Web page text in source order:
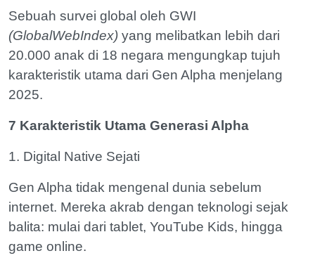
Sebuah survei global oleh GWI
(GlobalWebIndex) yang melibatkan lebih dari
20.000 anak di 18 negara mengungkap tujuh
karakteristik utama dari Gen Alpha menjelang
2025.
7 Karakteristik Utama Generasi Alpha
1. Digital Native Sejati
Gen Alpha tidak mengenal dunia sebelum
internet. Mereka akrab dengan teknologi sejak
balita: mulai dari tablet, YouTube Kids, hingga
game online.